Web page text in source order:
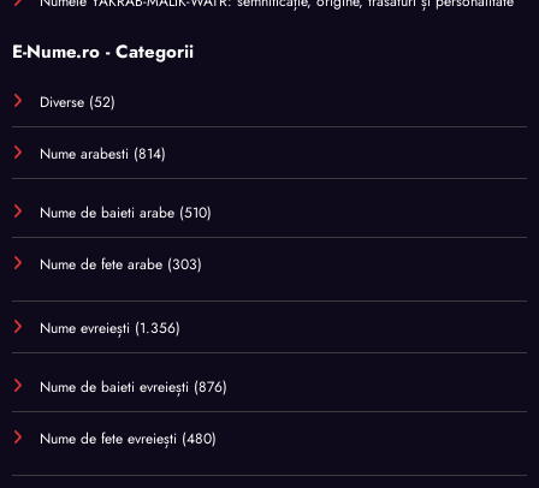
E-Nume.ro - Categorii
Diverse (52)
Nume arabesti (814)
Nume de baieti arabe (510)
Nume de fete arabe (303)
Nume evreiești (1.356)
Nume de baieti evreiești (876)
Nume de fete evreiești (480)